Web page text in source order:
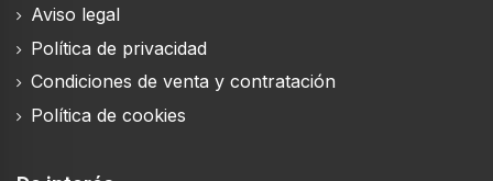
Aviso legal
Política de privacidad
Condiciones de venta y contratación
Política de cookies